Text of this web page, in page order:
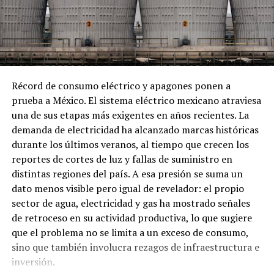
Los hallazgos ocurren en medio de la campaña de las
autoridades federales contra el huachicol, tanto en su
modalidad tradicional como en la variante fiscal.
Tamaulipas se ha convertido en un centro estratégico
para las redes de contrabando de combustibles debido a
su ubicación fronteriza con Estados Unidos.
El huachicol fiscal, como se ha documentado, consiste
en ingresar grandes volúmenes de gasolina o diésel sin
el pago de impuestos correspondientes. Este esquema
opera con la presunta complicidad de autoridades
aduaneras que facilitan el paso de mercancía con
documentación engañosa en diversos puntos de
Tamaulipas.
La titular de la FGR, Ernestina Godoy, ha señalado que el
combustible ilegal que ingresa desde Estados Unidos a
través de la frontera de Tamaulipas tiene como destino
principal los estados de Coahuila, Durango y Zacatecas.
Récord de consumo eléctrico y apagones ponen a
prueba a México. El sistema eléctrico mexicano atraviesa
una de sus etapas más exigentes en años recientes. La
demanda de electricidad ha alcanzado marcas históricas
durante los últimos veranos, al tiempo que crecen los
reportes de cortes de luz y fallas de suministro en
distintas regiones del país. A esa presión se suma un
dato menos visible pero igual de revelador: el propio
sector de agua, electricidad y gas ha mostrado señales
de retroceso en su actividad productiva, lo que sugiere
que el problema no se limita a un exceso de consumo,
sino que también involucra rezagos de infraestructura e
inversión.